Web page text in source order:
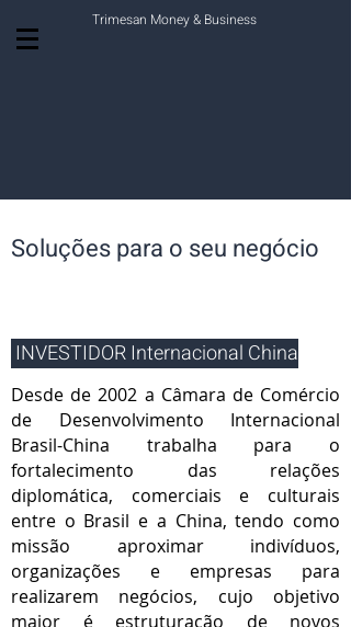
Trimesan Money & Business
Soluções para o seu negócio
INVESTIDOR Internacional China
Desde de 2002 a Câmara de Comércio
de Desenvolvimento Internacional
Brasil-China trabalha para o
fortalecimento das relações
diplomática, comerciais e culturais
entre o Brasil e a China, tendo como
missão aproximar indivíduos,
organizações e empresas para
realizarem negócios, cujo objetivo
maior é estruturação de novos